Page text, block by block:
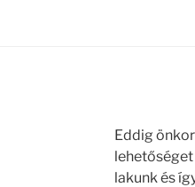
Eddig
lakunk és